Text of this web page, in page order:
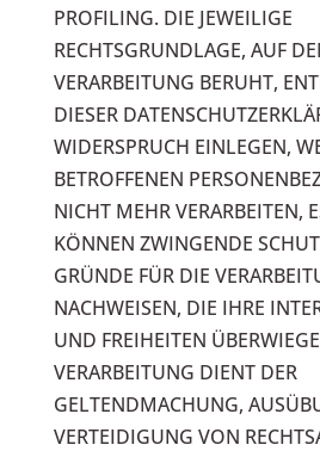
PROFILING. DIE JEWEILIGE
RECHTSGRUNDLAGE, AUF
VERARBEITUNG BERUHT,
DIESER
WIDERSPRUCH EINLEGEN,
BETROFFENEN
NICHT MEHR VERARBEITEN,
KÖNNEN ZWINGENDE
GRÜNDE FÜR DIE
NACHWEISEN, DIE IHRE
UND FREIHEITEN
VERARBEITUNG DIENT DER
GELTENDMACHUNG,
VERTEIDIGUNG VON